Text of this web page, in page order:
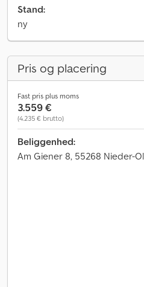
Stand:
ny
Pris og placering
Fast pris plus moms
3.559 €
(4.235 € brutto)
Beliggenhed:
Am Giener 8, 55268 Nieder-